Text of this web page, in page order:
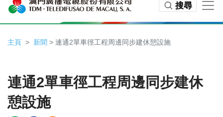
搜尋
主頁 新聞 > 連通2單車徑工程周邊同步建休憩設施
連通2單車徑工程周邊同步建休
憩設施